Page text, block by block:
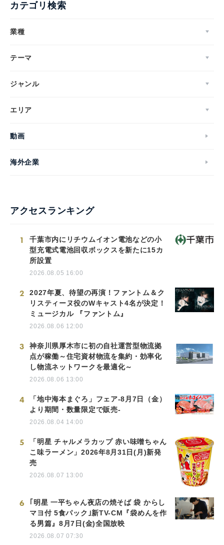
カテゴリ検索
業種
テーマ
ジャンル
エリア
動画
海外企業
アクセスランキング
1
千葉市内にリチウムイオン電池などの小
型充電式電池回収ボックスを新たに15カ
所設置
2026.08.05 16:00
2
2027年夏、待望の再演！ファントム＆ク
リスティーヌ役のWキャスト4名が決定！
ミュージカル 『ファントム』
2026.08.06 12:00
3
神奈川県厚木市に初の自社運営型物流拠
点が稼働～住宅資材物流を集約・効率化
し物流ネットワークを最適化～
2026.08.06 13:00
4
「地中海本まぐろ」フェア-8月7日（金）
より期間・数量限定で販売-
2026.08.04 14:00
5
「明星 チャルメラカップ 赤い味噌ちゃん
こ味ラーメン」2026年8月31日(月)新発
売
2026.08.07 13:00
6
｢明星 一平ちゃん夜店の焼そば 袋 からし
マヨ付 5食パック｣新TV-CM『袋めんを作
る男篇』8月7日(金)全国放映
2026.08.07 07:30